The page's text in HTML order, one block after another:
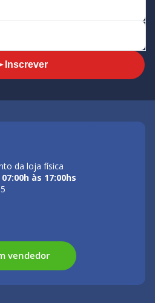
Inscrever
da loja física
às 17:00hs
vendedor